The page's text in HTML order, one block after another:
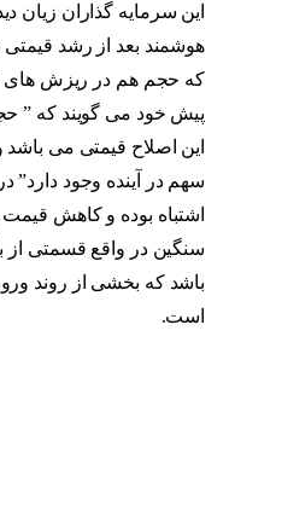
این سرمایه گذاران زیان
هوشمند بعد از رشد قیمتی
که حجم هم در ریزش های
پیش خود می گویند که ”
این اصلاح قیمتی می
سهم در آینده وجود دارد”
اشتباه بوده و کاهش
سنگین در واقع قسمتی از
باشد که بخشی از روند
است.